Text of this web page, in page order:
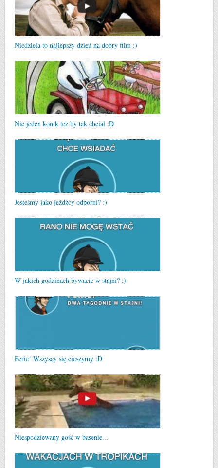
Niedziela to najlepszy dzień na dobry film :)
Nie jeden konik też by tak chciał :D
Jesteśmy jako jeźdźcy odporni? :)
W jakich godzinach bywacie w stajni? ;)
Ferie! Wszyscy się cieszymy :D
Niespodziewany gość w basenie...